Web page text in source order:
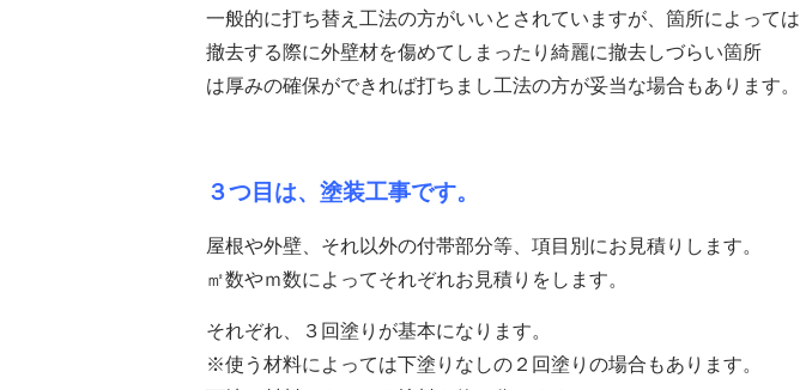
一般的に打ち替え工法の方がいいとされていますが、箇所によっては
撤去する際に外壁材を傷めてしまったり綺麗に撤去しづらい箇所
は厚みの確保ができれば打ちまし工法の方が妥当な場合もあります。
３つ目は、塗装工事です。
屋根や外壁、それ以外の付帯部分等、項目別にお見積りします。
㎡数やｍ数によってそれぞれお見積りをします。
それぞれ、３回塗りが基本になります。
※使う材料によっては下塗りなしの２回塗りの場合もあります。